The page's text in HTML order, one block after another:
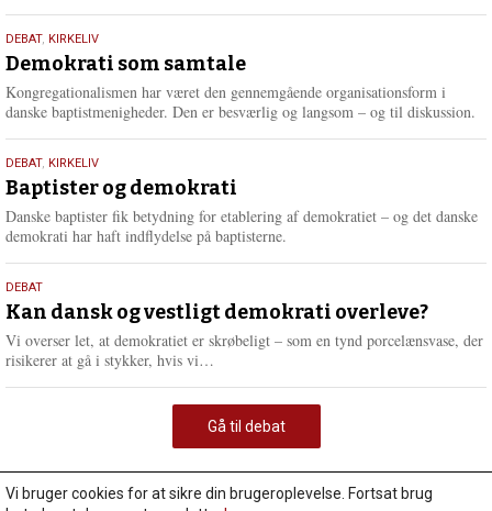
18.
maj
2026
DEBAT, KIRKELIV
Demokrati som samtale
Kongregationalismen har været den gennemgående organisationsform i
danske baptistmenigheder. Den er besværlig og langsom – og til diskussion.
18.
maj
2026
DEBAT, KIRKELIV
Baptister og demokrati
Danske baptister fik betydning for etablering af demokratiet – og det danske
demokrati har haft indflydelse på baptisterne.
18.
maj
2026
DEBAT
Kan dansk og vestligt demokrati overleve?
Vi overser let, at demokratiet er skrøbeligt – som en tynd porcelænsvase, der
risikerer at gå i stykker, hvis vi…
m
e
e
Gå til debat
Vi bruger cookies for at sikre din brugeroplevelse. Fortsat brug